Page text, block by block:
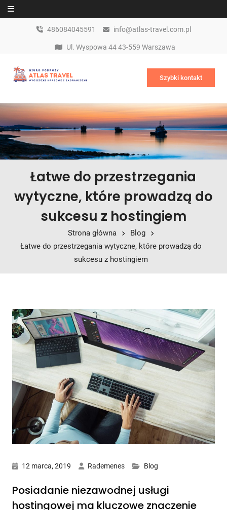
Skip to content
486084045591 info@atlas-travel.com.pl
Ul. Wyspowa 44 43-559 Warszawa
Szybki kontakt
Łatwe do przestrzegania
wytyczne, które prowadzą do
sukcesu z hostingiem
Strona główna
Blog
Łatwe do przestrzegania wytyczne, które prowadzą do
sukcesu z hostingiem
12 marca, 2019 Rademenes Blog
Posiadanie niezawodnej usługi
hostingowej ma kluczowe znaczenie